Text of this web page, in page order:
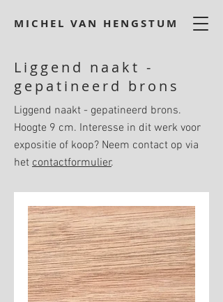
MICHEL VAN HENGSTUM
Liggend naakt -
gepatineerd brons
Liggend naakt - gepatineerd brons.
Hoogte 9 cm. Interesse in dit werk voor
expositie of koop? Neem contact op via
het contactformulier.